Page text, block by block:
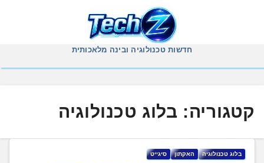
חדשות טכנולוגיה ובינה מלאכותית
קטגוריה: בלוג טכנולוגיה
בלוג טכנולוגיה האקתון סיגייט